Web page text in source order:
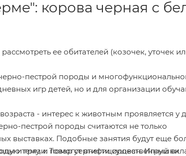
корова черная с
ее обитателей (козочек, уточек
пестрой породы и
игр детей, но и для организации
- интерес к животным проявляется у
пестрой породы считаются не только
выставках. Подобные занятия будут еще
тему, и помогут внести существенный
и грязи. Товар сертифицирован. Игрушки